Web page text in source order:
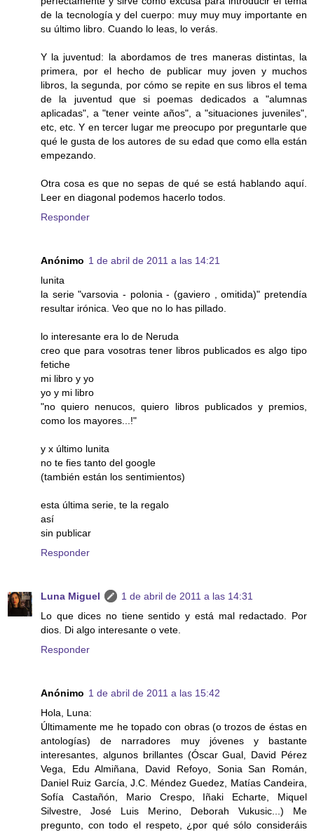
de la tecnología y del cuerpo: muy muy muy importante en
su último libro. Cuando lo leas, lo verás.
Y la juventud: la abordamos de tres maneras distintas, la
primera, por el hecho de publicar muy joven y muchos
libros, la segunda, por cómo se repite en sus libros el tema
de la juventud que si poemas dedicados a "alumnas
aplicadas", a "tener veinte años", a "situaciones juveniles",
etc, etc. Y en tercer lugar me preocupo por preguntarle que
qué le gusta de los autores de su edad que como ella están
empezando.
Otra cosa es que no sepas de qué se está hablando aquí.
Leer en diagonal podemos hacerlo todos.
Responder
Anónimo 1 de abril de 2011 a las 14:21
lunita
la serie "varsovia - polonia - (gaviero , omitida)" pretendía
resultar irónica. Veo que no lo has pillado.
lo interesante era lo de Neruda
creo que para vosotras tener libros publicados es algo tipo
fetiche
mi libro y yo
yo y mi libro
"no quiero nenucos, quiero libros publicados y premios,
como los mayores...!"
y x último lunita
no te fies tanto del google
(también están los sentimientos)
esta última serie, te la regalo
así
sin publicar
Responder
Luna Miguel
1 de abril de 2011 a las 14:31
Lo que dices no tiene sentido y está mal redactado. Por
dios. Di algo interesante o vete.
Responder
Anónimo 1 de abril de 2011 a las 15:42
Hola, Luna:
Últimamente me he topado con obras (o trozos de éstas en
antologías) de narradores muy jóvenes y bastante
interesantes, algunos brillantes (Óscar Gual, David Pérez
Vega, Edu Almiñana, David Refoyo, Sonia San Román,
Daniel Ruiz García, J.C. Méndez Guedez, Matías Candeira,
Sofía Castañón, Mario Crespo, Iñaki Echarte, Miquel
Silvestre, José Luis Merino, Deborah Vukusic...) Me
pregunto, con todo el respeto, ¿por qué sólo consideráis